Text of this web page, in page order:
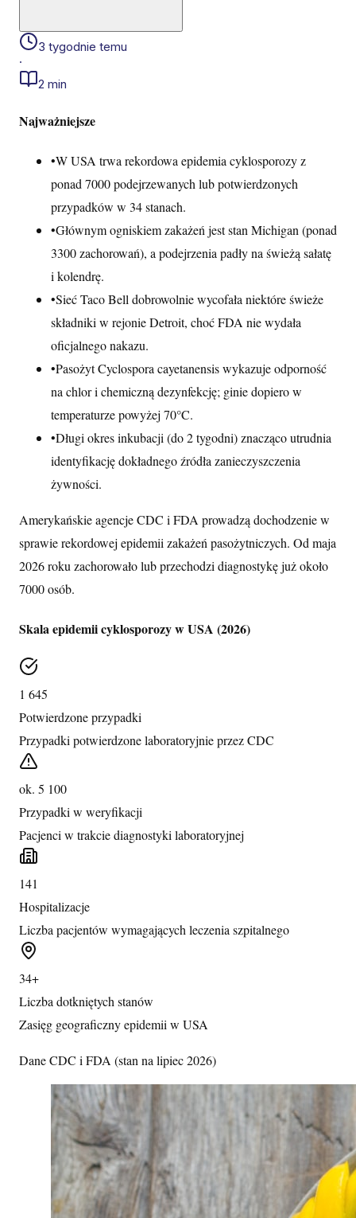
3 tygodnie temu
·
2 min
Najważniejsze
•W USA trwa rekordowa epidemia cyklosporozy z
ponad 7000 podejrzewanych lub potwierdzonych
przypadków w 34 stanach.
•Głównym ogniskiem zakażeń jest stan Michigan (ponad
3300 zachorowań), a podejrzenia padły na świeżą sałatę
i kolendrę.
•Sieć Taco Bell dobrowolnie wycofała niektóre świeże
składniki w rejonie Detroit, choć FDA nie wydała
oficjalnego nakazu.
•Pasożyt Cyclospora cayetanensis wykazuje odporność
na chlor i chemiczną dezynfekcję; ginie dopiero w
temperaturze powyżej 70°C.
•Długi okres inkubacji (do 2 tygodni) znacząco utrudnia
identyfikację dokładnego źródła zanieczyszczenia
żywności.
Amerykańskie agencje CDC i FDA prowadzą dochodzenie w
sprawie rekordowej epidemii zakażeń pasożytniczych. Od maja
2026 roku zachorowało lub przechodzi diagnostykę już około
7000 osób.
Skala epidemii cyklosporozy w USA (2026)
1 645
Potwierdzone przypadki
Przypadki potwierdzone laboratoryjnie przez CDC
ok. 5 100
Przypadki w weryfikacji
Pacjenci w trakcie diagnostyki laboratoryjnej
141
Hospitalizacje
Liczba pacjentów wymagających leczenia szpitalnego
34+
Liczba dotkniętych stanów
Zasięg geograficzny epidemii w USA
Dane CDC i FDA (stan na lipiec 2026)